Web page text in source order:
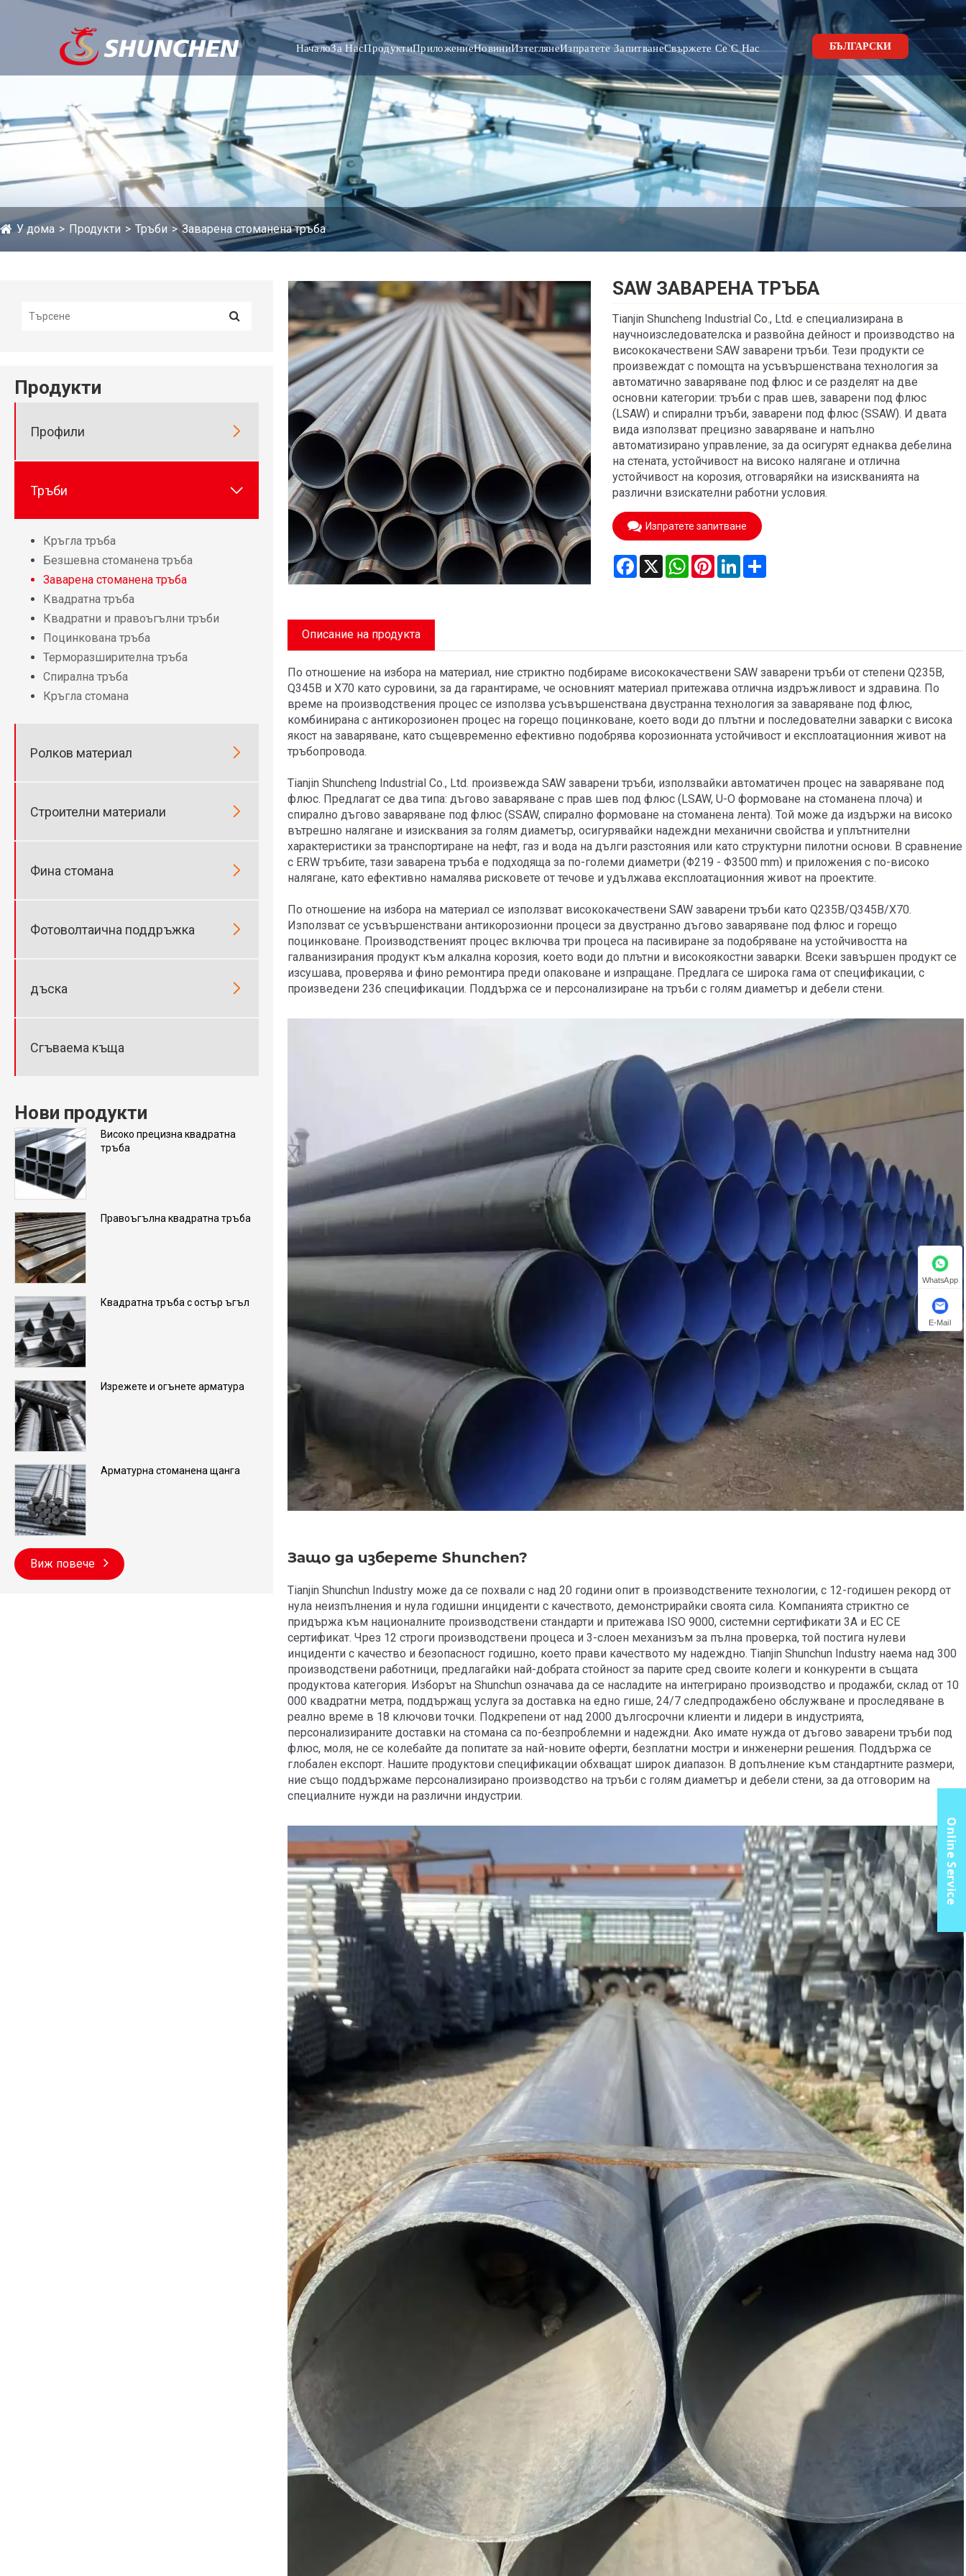
НачалоЗа НасПродуктиПриложениеНовиниИзтеглянеИзпратете ЗапитванеСвържете Се С Нас БЪЛГАРСКИ
У дома Продукти Тръби Заварена стоманена тръба
Продукти
Профили 
Тръби 
Кръгла тръба
Безшевна стоманена тръба
Заварена стоманена тръба
Квадратна тръба
Квадратни и правоъгълни тръби
Поцинкована тръба
Терморазширителна тръба
Спирална тръба
Кръгла стомана
Ролков материал 
Строителни материали 
Фина стомана 
Фотоволтаична поддръжка 
дъска 
Сгъваема къща
Нови продукти
Високо прецизна квадратна
тръба
Правоъгълна квадратна тръба
Квадратна тръба с остър ъгъл
Изрежете и огънете арматура
Арматурна стоманена щанга
Виж повече
SAW ЗАВАРЕНА ТРЪБА
Tianjin Shuncheng Industrial Co., Ltd. е специализирана в
научноизследователска и развойна дейност и производство на
висококачествени SAW заварени тръби. Тези продукти се
произвеждат с помощта на усъвършенствана технология за
автоматично заваряване под флюс и се разделят на две
основни категории: тръби с прав шев, заварени под флюс
(LSAW) и спирални тръби, заварени под флюс (SSAW). И двата
вида използват прецизно заваряване и напълно
автоматизирано управление, за да осигурят еднаква дебелина
на стената, устойчивост на високо налягане и отлична
устойчивост на корозия, отговаряйки на изискванията на
различни взискателни работни условия.
Изпратете запитване
Facebook
X WhatsApp
PinterestLinkedInShare
Описание на продукта
По отношение на избора на материал, ние стриктно подбираме висококачествени SAW заварени тръби от степени Q235B,
Q345B и X70 като суровини, за да гарантираме, че основният материал притежава отлична издръжливост и здравина. По
време на производствения процес се използва усъвършенствана двустранна технология за заваряване под флюс,
комбинирана с антикорозионен процес на горещо поцинковане, което води до плътни и последователни заварки с висока
якост на заваряване, като същевременно ефективно подобрява корозионната устойчивост и експлоатационния живот на
тръбопровода.
Tianjin Shuncheng Industrial Co., Ltd. произвежда SAW заварени тръби, използвайки автоматичен процес на заваряване под
флюс. Предлагат се два типа: дъгово заваряване с прав шев под флюс (LSAW, U-O формоване на стоманена плоча) и
спирално дъгово заваряване под флюс (SSAW, спирално формоване на стоманена лента). Той може да издържи на високо
вътрешно налягане и изисквания за голям диаметър, осигурявайки надеждни механични свойства и уплътнителни
характеристики за транспортиране на нефт, газ и вода на дълги разстояния или като структурни пилотни основи. В сравнение
с ERW тръбите, тази заварена тръба е подходяща за по-големи диаметри (Φ219 - Φ3500 mm) и приложения с по-високо
налягане, като ефективно намалява рисковете от течове и удължава експлоатационния живот на проектите.
По отношение на избора на материал се използват висококачествени SAW заварени тръби като Q235B/Q345B/X70.
Използват се усъвършенствани антикорозионни процеси за двустранно дъгово заваряване под флюс и горещо
поцинковане. Производственият процес включва три процеса на пасивиране за подобряване на устойчивостта на
галванизирания продукт към алкална корозия, което води до плътни и високоякостни заварки. Всеки завършен продукт се
изсушава, проверява и фино ремонтира преди опаковане и изпращане. Предлага се широка гама от спецификации, с
произведени 236 спецификации. Поддържа се и персонализиране на тръби с голям диаметър и дебели стени.
Защо да изберете Shunchen?
Tianjin Shunchun Industry може да се похвали с над 20 години опит в производствените технологии, с 12-годишен рекорд от
нула неизпълнения и нула годишни инциденти с качеството, демонстрирайки своята сила. Компанията стриктно се
придържа към националните производствени стандарти и притежава ISO 9000, системни сертификати 3A и ЕС CE
сертификат. Чрез 12 строги производствени процеса и 3-слоен механизъм за пълна проверка, той постига нулеви
инциденти с качество и безопасност годишно, което прави качеството му надеждно. Tianjin Shunchun Industry наема над 300
производствени работници, предлагайки най-добрата стойност за парите сред своите колеги и конкуренти в същата
продуктова категория. Изборът на Shunchun означава да се насладите на интегрирано производство и продажби, склад от 10
000 квадратни метра, поддържащ услуга за доставка на едно гише, 24/7 следпродажбено обслужване и проследяване в
реално време в 18 ключови точки. Подкрепени от над 2000 дългосрочни клиенти и лидери в индустрията,
персонализираните доставки на стомана са по-безпроблемни и надеждни. Ако имате нужда от дъгово заварени тръби под
флюс, моля, не се колебайте да попитате за най-новите оферти, безплатни мостри и инженерни решения. Поддържа се
глобален експорт. Нашите продуктови спецификации обхващат широк диапазон. В допълнение към стандартните размери,
ние също поддържаме персонализирано производство на тръби с голям диаметър и дебели стени, за да отговорим на
специалните нужди на различни индустрии.
WhatsApp
E-Mail
Online Service